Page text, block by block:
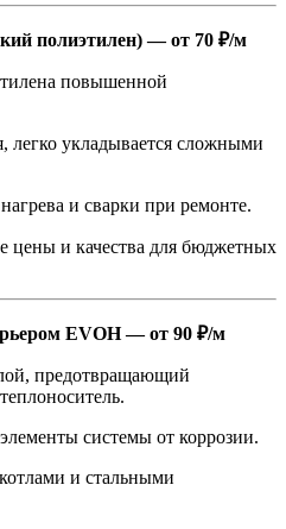
полиэтилен) — от 70 ₽/м
повышенной
легко укладывается сложными
и сварки при ремонте.
и качества для бюджетных
EVOH — от 90 ₽/м
предотвращающий
системы от коррозии.
и стальными